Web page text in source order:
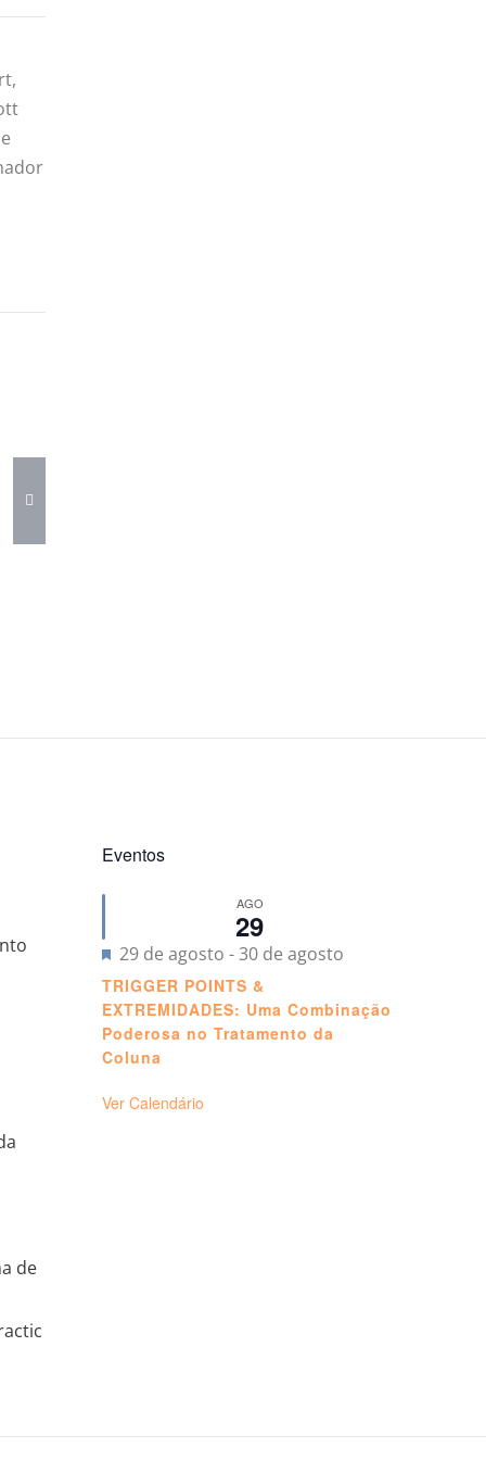
de
Eventos
AGO
29
Destacado
29 de agosto -30 de agosto
TRIGGER POINTS &
EXTREMIDADES: Uma Combinação
Poderosa no Tratamento da
Coluna
Ver Calendário